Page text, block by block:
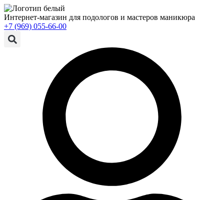
Интернет-магазин для подологов и мастеров маникюра
+7 (969) 055-66-00